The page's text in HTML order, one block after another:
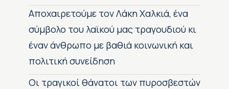
Αποχαιρετούμε τον Λάκη Χαλκιά, ένα
σύμβολο του λαϊκού μας τραγουδιού κι
έναν άνθρωπο με βαθιά κοινωνική και
πολιτική συνείδηση
Οι τραγικοί θάνατοι των πυροσβεστών